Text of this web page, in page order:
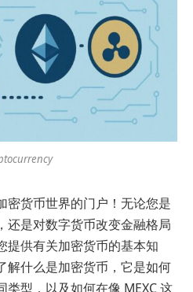
密货币世界的门户！无论您是
还是对数字货币改变金融格局
提供有关加密货币的基本知
解什么是加密货币，它是如何
型，以及如何在像 MEXC 这